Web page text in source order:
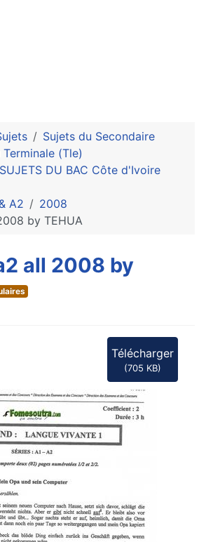
Sujets du Secondaire
(Tle)
DU BAC Côte d'Ivoire
A2
2008
by TEHUA
all 2008 by
Télécharger
(705 KB)